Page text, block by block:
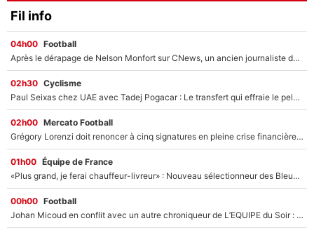
Fil info
04h00 Football
Après le dérapage de Nelson Monfort sur CNews, un ancien journaliste de France Télévisions relance la polémique sur les incendies en Gironde
02h30 Cyclisme
Paul Seixas chez UAE avec Tadej Pogacar : Le transfert qui effraie le peloton, «c’est la pire des choses qui puisse arriver»
02h00 Mercato Football
Grégory Lorenzi doit renoncer à cinq signatures en pleine crise financière : L’IA propose sept noms à l’OM pour un mercato réussi... à seulement 5M€ !
01h00 Équipe de France
«Plus grand, je ferai chauffeur-livreur» : Nouveau sélectionneur des Bleus, Zinédine Zidane s’était imaginé un avenir très différent lorsqu'il était enfant
00h00 Football
Johan Micoud en conflit avec un autre chroniqueur de L’EQUIPE du Soir : «Pendant un moment, je ne les ai pas remis ensemble dans l'émission»